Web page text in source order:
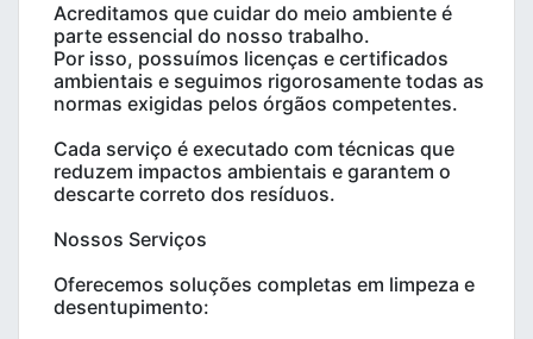
Acreditamos que cuidar do meio ambiente é
parte essencial do nosso trabalho.
Por isso, possuímos licenças e certificados
ambientais e seguimos rigorosamente todas as
normas exigidas pelos órgãos competentes.
Cada serviço é executado com técnicas que
reduzem impactos ambientais e garantem o
descarte correto dos resíduos.
Nossos Serviços
Oferecemos soluções completas em limpeza e
desentupimento: